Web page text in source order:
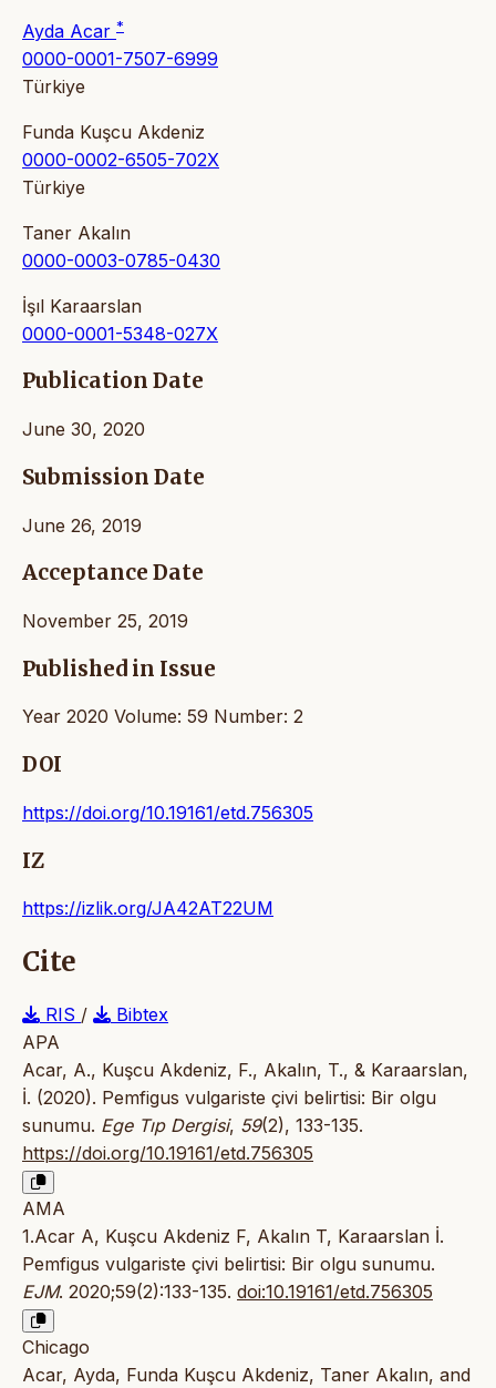
Ayda Acar *
0000-0001-7507-6999
Türkiye
Funda Kuşcu Akdeniz
0000-0002-6505-702X
Türkiye
Taner Akalın
0000-0003-0785-0430
İşıl Karaarslan
0000-0001-5348-027X
Publication Date
June 30, 2020
Submission Date
June 26, 2019
Acceptance Date
November 25, 2019
Published in Issue
Year 2020 Volume: 59 Number: 2
DOI
https://doi.org/10.19161/etd.756305
IZ
https://izlik.org/JA42AT22UM
Cite
RIS /
Bibtex
APA
Acar, A., Kuşcu Akdeniz, F., Akalın, T., & Karaarslan,
İ. (2020). Pemfigus vulgariste çivi belirtisi: Bir olgu
sunumu. Ege Tıp Dergisi, 59(2), 133-135.
https://doi.org/10.19161/etd.756305
AMA
1.Acar A, Kuşcu Akdeniz F, Akalın T, Karaarslan İ.
Pemfigus vulgariste çivi belirtisi: Bir olgu sunumu.
EJM. 2020;59(2):133-135. doi:10.19161/etd.756305
Chicago
Acar, Ayda, Funda Kuşcu Akdeniz, Taner Akalın, and